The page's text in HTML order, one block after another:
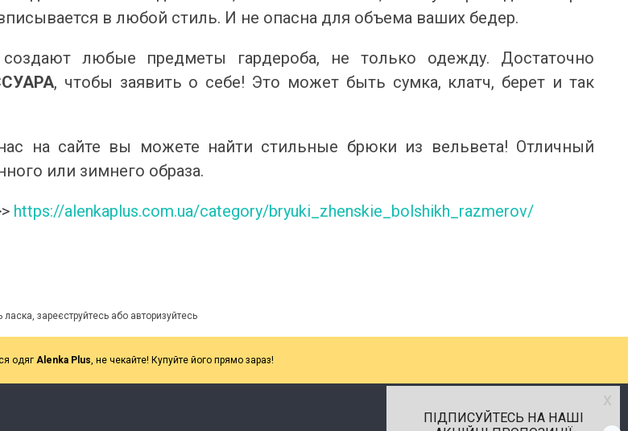
в любой стиль. И не опасна для объема ваших бедер.
любые предметы гардероба, не только одежду. Достаточно
, чтобы заявить о себе! Это может быть сумка, клатч, берет и так
на сайте вы можете найти стильные брюки из вельвета! Отличный
или зимнего образа.
https://alenkaplus.com.ua/category/bryuki_zhenskie_bolshikh_razmerov/
зареєструйтесь або авторизуйтесь
одяг Alenka Plus, не чекайте! Купуйте його прямо зараз!
х
ПІДПИСУЙТЕСЬ НА НАШІ